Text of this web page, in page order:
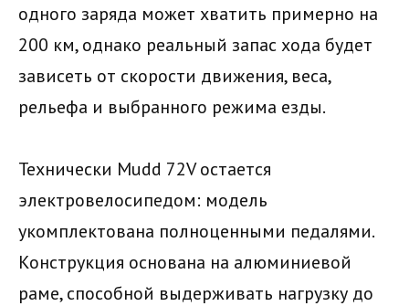
одного заряда может хватить примерно на
200 км, однако реальный запас хода будет
зависеть от скорости движения, веса,
рельефа и выбранного режима езды.
Технически Mudd 72V остается
электровелосипедом: модель
укомплектована полноценными педалями.
Конструкция основана на алюминиевой
раме, способной выдерживать нагрузку до